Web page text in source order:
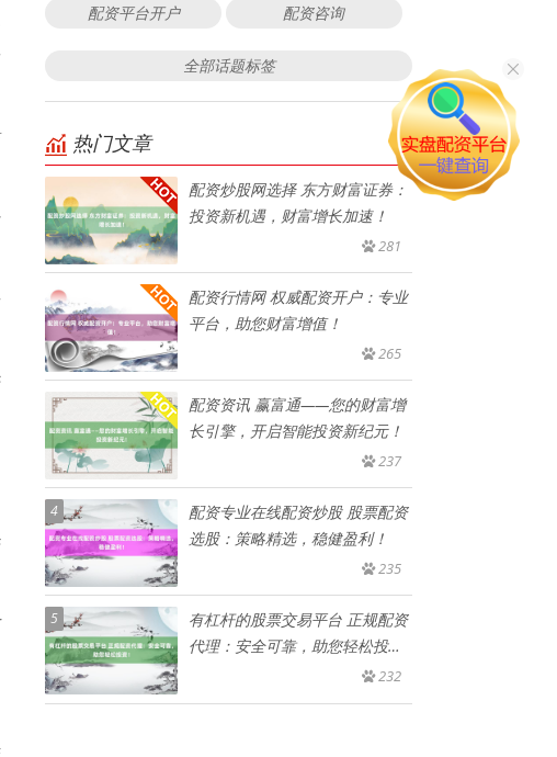
配资平台开户 配资咨询
全部话题标签
热门文章
配资炒股网选择 东方财富证券：
投资新机遇，财富增长加速！
281
配资行情网 权威配资开户：专业
平台，助您财富增值！
265
配资资讯 赢富通——您的财富增
长引擎，开启智能投资新纪元！
237
4
配资专业在线配资炒股 股票配资
选股：策略精选，稳健盈利！
235
5
有杠杆的股票交易平台 正规配资
代理：安全可靠，助您轻松投
232